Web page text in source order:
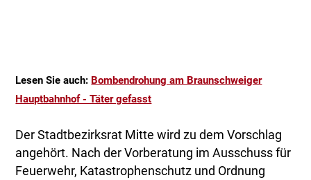
Lesen Sie auch: Bombendrohung am Braunschweiger
Hauptbahnhof - Täter gefasst
Der Stadtbezirksrat Mitte wird zu dem Vorschlag
angehört. Nach der Vorberatung im Ausschuss für
Feuerwehr, Katastrophenschutz und Ordnung